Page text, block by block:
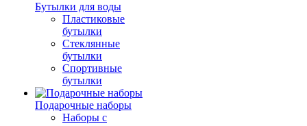
Бутылки для воды
Пластиковые
бутылки
Стеклянные
бутылки
Спортивные
бутылки
Подарочные наборы
Наборы с